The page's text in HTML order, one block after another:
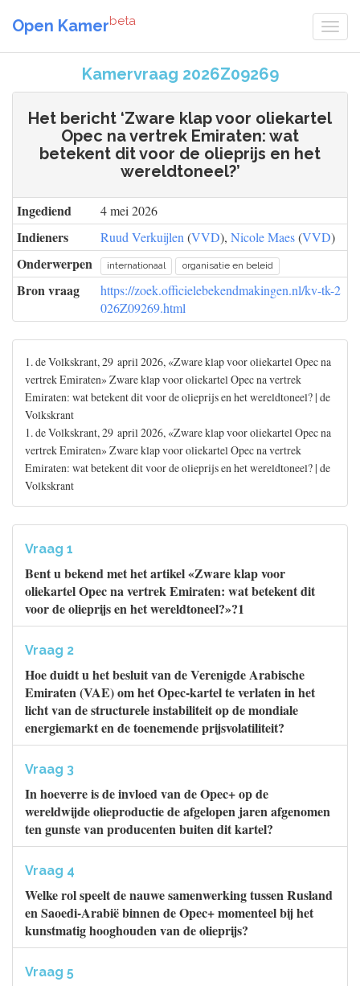
Open Kamerbeta
Kamervraag 2026Z09269
Het bericht ‘Zware klap voor oliekartel
Opec na vertrek Emiraten: wat
betekent dit voor de olieprijs en het
wereldtoneel?’
Ingediend 4 mei 2026
Indieners Ruud Verkuijlen (VVD), Nicole Maes(VVD)
Onderwerpen internationaal organisatie en beleid
Bron vraag
https://zoek.officielebekendmakingen.nl/kv-tk-2
026Z09269.html
1. de Volkskrant, 29 april 2026, «Zware klap voor oliekartel Opec na
vertrek Emiraten» Zware klap voor oliekartel Opec na vertrek
Emiraten: wat betekent dit voor de olieprijs en het wereldtoneel? | de
Volkskrant
1. de Volkskrant, 29 april 2026, «Zware klap voor oliekartel Opec na
vertrek Emiraten» Zware klap voor oliekartel Opec na vertrek
Emiraten: wat betekent dit voor de olieprijs en het wereldtoneel? | de
Volkskrant
Vraag 1
Bent u bekend met het artikel «Zware klap voor
oliekartel Opec na vertrek Emiraten: wat betekent dit
voor de olieprijs en het wereldtoneel?»?1
Vraag 2
Hoe duidt u het besluit van de Verenigde Arabische
Emiraten (VAE) om het Opec-kartel te verlaten in het
licht van de structurele instabiliteit op de mondiale
energiemarkt en de toenemende prijsvolatiliteit?
Vraag 3
In hoeverre is de invloed van de Opec+ op de
wereldwijde olieproductie de afgelopen jaren afgenomen
ten gunste van producenten buiten dit kartel?
Vraag 4
Welke rol speelt de nauwe samenwerking tussen Rusland
en Saoedi-Arabië binnen de Opec+ momenteel bij het
kunstmatig hooghouden van de olieprijs?
Vraag 5